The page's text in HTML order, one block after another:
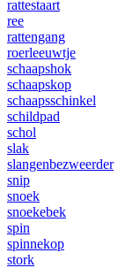
rattestaart
ree
rattengang
roerleeuwtje
schaapshok
schaapskop
schaapsschinkel
schildpad
schol
slak
slangenbezweerder
snip
snoek
snoekebek
spin
spinnekop
stork